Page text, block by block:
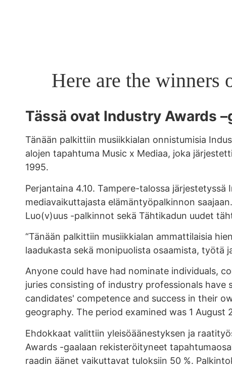
Here are the winners
Tässä ovat Industry Awards –
Tänään palkittiin musiikkialan onnistumisia
alojen tapahtuma Music x Mediaa, joka
1995.
Perjantaina 4.10. Tampere-talossa
mediavaikuttajasta elämäntyöpalkinnon saajaan.
Luo(v)uus -palkinnot sekä Tähtikadun uudet
“Tänään palkittiin musiikkialan ammattilaisia
laadukasta sekä monipuolista osaamista, työtä
Anyone could have had nominate individuals,
juries consisting of industry professionals
candidates' competence and success in their
geography. The period examined was 1 August
Ehdokkaat valittiin yleisöäänestyksen ja
Awards -gaalaan rekisteröityneet
raadin äänet vaikuttavat tuloksiin 50 %.